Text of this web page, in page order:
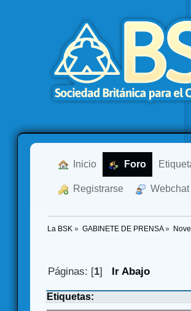
Inicio Foro
Registrarse Webchat
La BSK » GABINETE DE PRENSA»
Páginas: [1] Ir Abajo
Etiquetas: